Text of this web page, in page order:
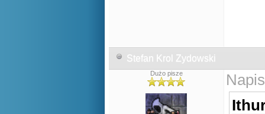
Stefan Krol Zydowski
Dużo pisze